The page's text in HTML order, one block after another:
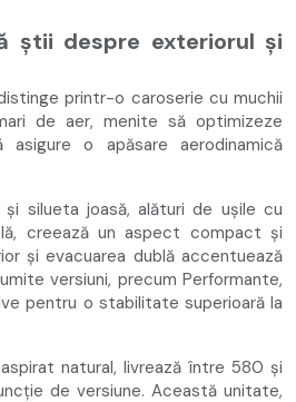
știi despre exteriorul și
printr-o caroserie cu muchii
de aer, menite să optimizeze
o apăsare aerodinamică
silueta joasă, alături de ușile cu
creează un aspect compact și
și evacuarea dublă accentuează
versiuni, precum Performante,
pentru o stabilitate superioară la
natural, livrează între 580 și
de versiune. Această unitate,